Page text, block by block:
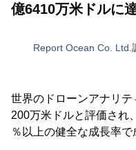
億6410万米ドルに
Report Ocean Co. Ltd.
世界のドローンアナリ
200万米ドルと評価され
％以上の健全な成長率で